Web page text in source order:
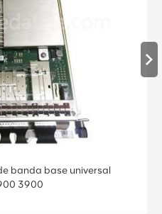
banda base universal
3900